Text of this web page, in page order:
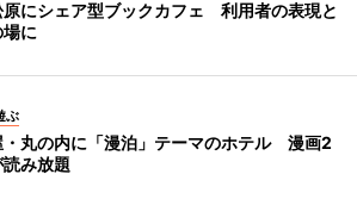
原にシェア型ブックカフェ 利用者の表現と
に
ぶ
・丸の内に「漫泊」テーマのホテル 漫画2
み放題